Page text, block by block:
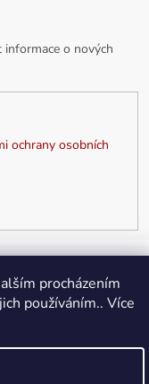
procházením
používáním.. Více
o nových
ochrany osobních